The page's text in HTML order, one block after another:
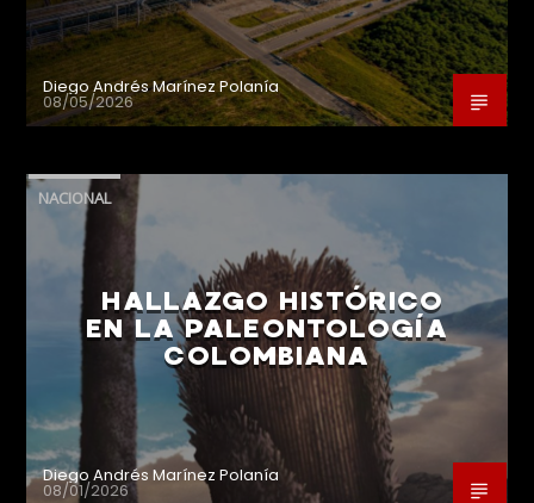
Diego Andrés Marínez Polanía
08/05/2026
NACIONAL
HALLAZGO HISTÓRICO
EN LA PALEONTOLOGÍA
COLOMBIANA
Diego Andrés Marínez Polanía
08/01/2026